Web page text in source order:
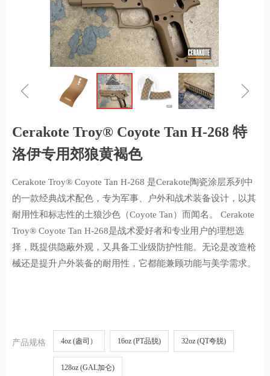
ꁆ ꁇ
Cerakote Troy® Coyote Tan H-268 特
洛伊专用郊狼黄褐色
Cerakote Troy® Coyote Tan H-268 是Cerakote陶瓷涂层系列中
的一款经典战术配色，专为军事、户外和战术装备设计，以其
耐用性和标志性的土狼沙色（Coyote Tan）而闻名。 Cerakote
Troy® Coyote Tan H-268是战术爱好者和专业用户的理想选
择，既提供隐蔽外观，又具备工业级防护性能。无论是改造枪
械还是提升户外装备的耐用性，它都能兼顾功能与美学需求。
产品规格 4oz (盎司） 16oz (PT品脱) 32oz (QT夸脱)
128oz (GAL加仑)